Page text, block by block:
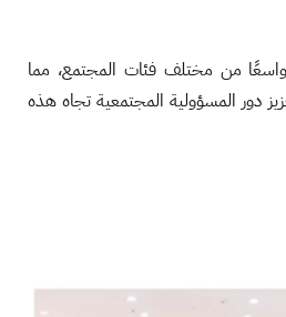
من مختلف فئات المجتمع، مما
دور المسؤولية المجتمعية تجاه هذه